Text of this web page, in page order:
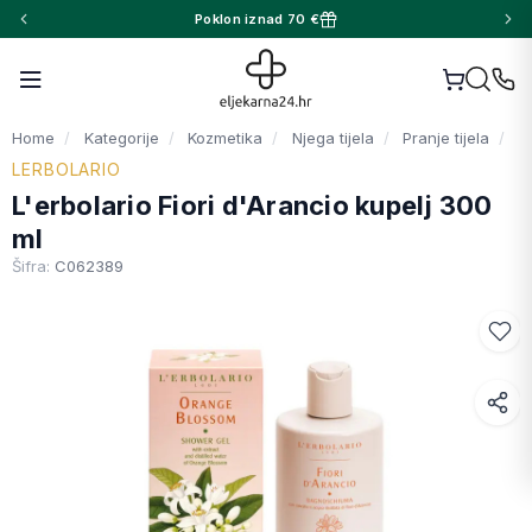
Poklon iznad 70 €
Home Kategorije Kozmetika Njega tijela Pranje tijela
LERBOLARIO
L'erbolario Fiori d'Arancio kupelj 300
ml
Šifra: C062389
Facebook
WhatsApp
X (Twitter)